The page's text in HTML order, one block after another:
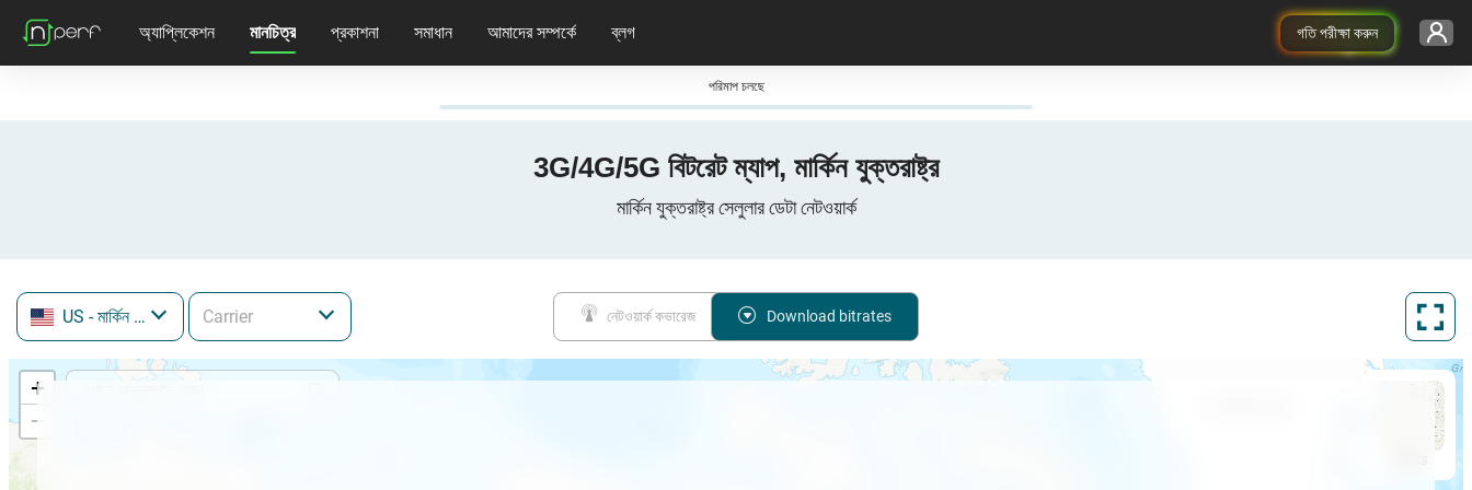
গতি পরীক্ষা করুন
অ্যাপ্লিকেশন মানচিত্র প্রকাশনা সমাধান আমাদের সম্পর্কে ব্লগ
পরিমাপ চলছে
3G/4G/5G বিটরেট ম্যাপ, মার্কিন যুক্তরাষ্ট্র
মার্কিন যুক্তরাষ্ট্র সেলুলার ডেটা নেটওয়ার্ক
US- মার্কিন যুক্তরাষ্ট্র নেটওয়ার্ক কভারেজ Download bitrates
+
−